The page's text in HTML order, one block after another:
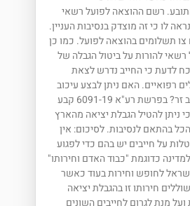
רשם ההוצאה לפועל רשאי
לו כי זה מוצדק בנסיבות העניין.
תשלומים בהוצאה לפועל. כמו כן
להורות על ביטול הגבלה של
לדעת כי החייב נדרש לצאת
רפואיים. האם ניתן לבצע עיכוב
יציאה מהארץ לתושב זר? בפרשת רע"א 6091-19 קבע
ניתן להטיל הגבלת יציאה מהארץ
בהתאם לנסיבות. לסיכום: אין
על חייבים יש בהם כדי לפגוע
כדוגמת "כבוד האדם וחירותו"
לחופש וחירות בעוד כאשר
חירותו זו בהגבלת יציאה
מנת לגרום לחייבים השונים